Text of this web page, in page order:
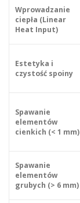
Wprowadzanie
ciepła (Linear
Heat Input)
Estetyka i
czystość spoiny
Spawanie
elementów
cienkich (< 1 mm)
Spawanie
elementów
grubych (> 6 mm)